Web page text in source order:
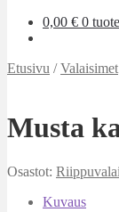
0,00 € 0
Etusivu /Valaisimet
Musta
Osastot:
Kuvaus